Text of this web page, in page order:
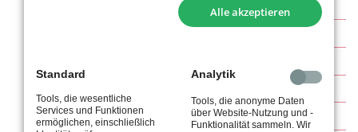
§ 12 Vereinsorgane und Haftung der Organmitglieder
§ 13 Mitgliederversammlung
Alle akzeptieren
Standard
Tools, die wesentliche
Services und Funktionen
ermöglichen, einschließlich
Analytik
Tools, die anonyme Daten
über Website-Nutzung und -
Funktionalität sammeln. Wir